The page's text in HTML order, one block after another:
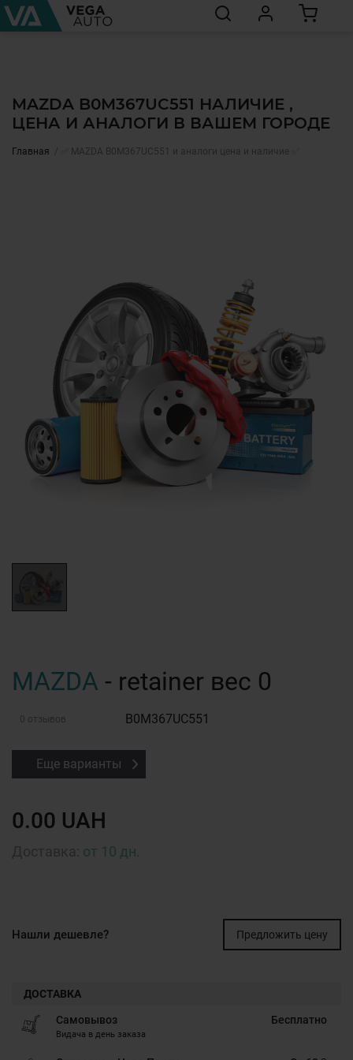
MAZDA B0M367UC551 НАЛИЧИЕ ,
ЦЕНА И АНАЛОГИ В ВАШЕМ ГОРОДЕ
Главная ✅ MAZDA B0M367UC551 и аналоги цена и наличие ✅
MAZDA - retainer вес 0
0 отзывов B0M367UC551
Еще варианты
0.00 UAH
от 10 дн.
Нашли дешевле? Предложить цену
ДОСТАВКА
Самовывоз
Видача в день заказа
Бесплатно